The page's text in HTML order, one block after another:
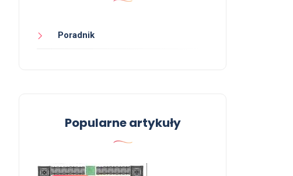
Poradnik
Popularne artykuły